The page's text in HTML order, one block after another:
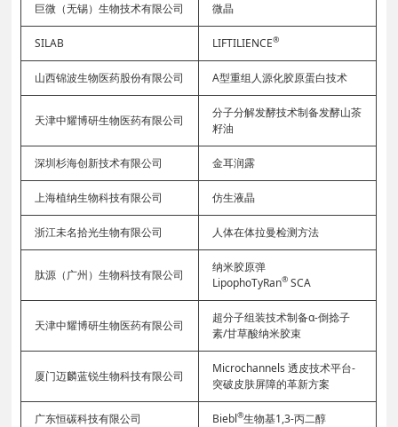
巨微（无锡）生物技术有限公司 微晶
SILAB LIFTILIENCE®
山西锦波生物医药股份有限公司 A型重组人源化胶原蛋白技术
天津中耀博研生物医药有限公司
分子分解发酵技术制备发酵山茶
籽油
深圳杉海创新技术有限公司 金耳润露
上海植纳生物科技有限公司 仿生液晶
浙江未名拾光生物有限公司 人体在体拉曼检测方法
肽源（广州）生物科技有限公司
纳米胶原弹
LipophoTyRan® SCA
天津中耀博研生物医药有限公司
超分子组装技术制备α-倒捻子
素/甘草酸纳米胶束
厦门迈麟蓝锐生物科技有限公司
Microchannels 透皮技术平台-
突破皮肤屏障的革新方案
广东恒碳科技有限公司 Biebl®生物基1,3-丙二醇